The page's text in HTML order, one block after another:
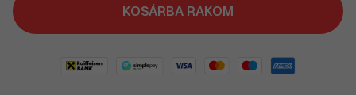
KOSÁRBA RAKOM